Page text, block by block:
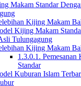
Makam Standar
Kijing Makam
Kijing Makam
Tulungagung
Kijing Makam
1.3.0.1.
Standar
Kuburan Islam